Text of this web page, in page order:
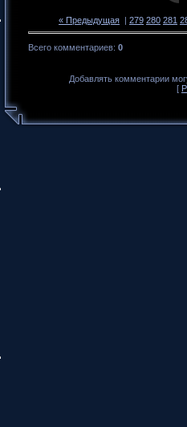
« Предыдущая | 279 280 281
Всего комментариев: 0
Добавлять комментарии
[